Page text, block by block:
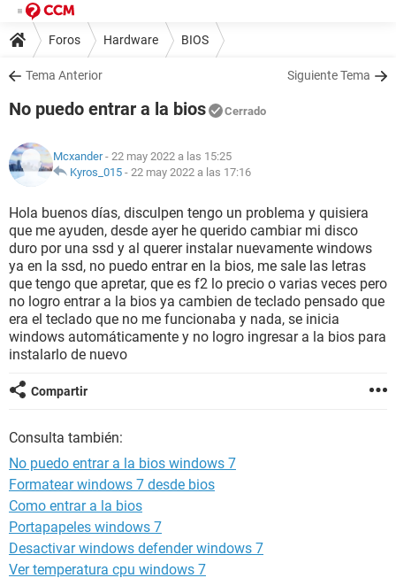
Foros Hardware BIOS
Tema Anterior Siguiente Tema
No puedo entrar a la bios Cerrado
Mcxander- 22 may 2022 a las 15:25
Kyros_015 - 22 may 2022 a las 17:16
Hola buenos días, disculpen tengo un problema y quisiera
que me ayuden, desde ayer he querido cambiar mi disco
duro por una ssd y al querer instalar nuevamente windows
ya en la ssd, no puedo entrar en la bios, me sale las letras
que tengo que apretar, que es f2 lo precio o varias veces pero
no logro entrar a la bios ya cambien de teclado pensado que
era el teclado que no me funcionaba y nada, se inicia
windows automáticamente y no logro ingresar a la bios para
instalarlo de nuevo
Compartir
Consulta también:
No puedo entrar a la bios windows 7
Formatear windows 7 desde bios
Como entrar a la bios
Portapapeles windows 7
Desactivar windows defender windows 7
Ver temperatura cpu windows 7